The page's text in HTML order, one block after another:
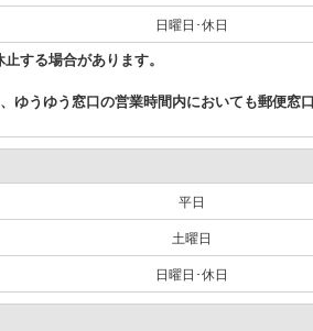
日曜日･休日
する場合があります。
ゆうゆう窓口の営業時間内においても郵便窓
平日
土曜日
日曜日･休日